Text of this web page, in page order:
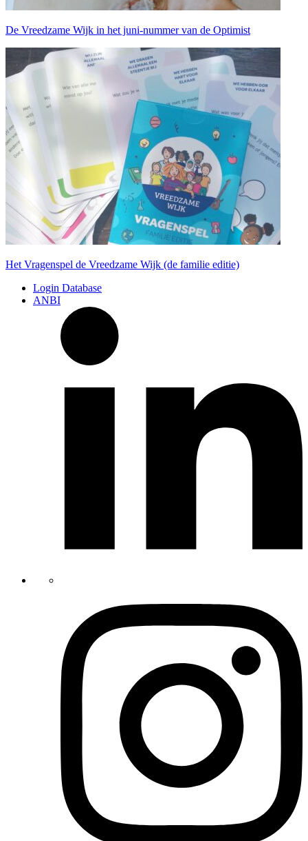
De Vreedzame Wijk in het juni-nummer van de Optimist
Het Vragenspel de Vreedzame Wijk (de familie editie)
Login Database
ANBI